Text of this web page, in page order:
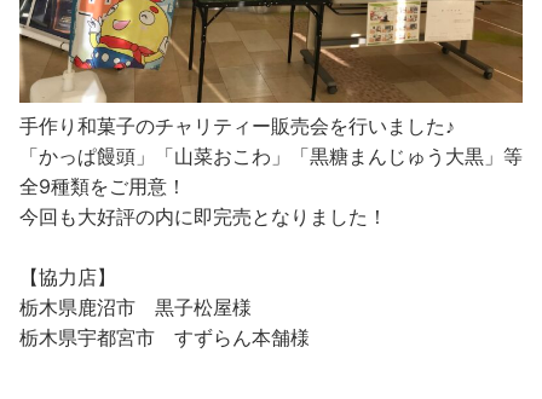
手作り和菓子のチャリティー販売会を行いました♪
「かっぱ饅頭」「山菜おこわ」「黒糖まんじゅう大黒」等
全9種類をご用意！
今回も大好評の内に即完売となりました！
【協力店】
栃木県鹿沼市 黒子松屋様
栃木県宇都宮市 すずらん本舗様